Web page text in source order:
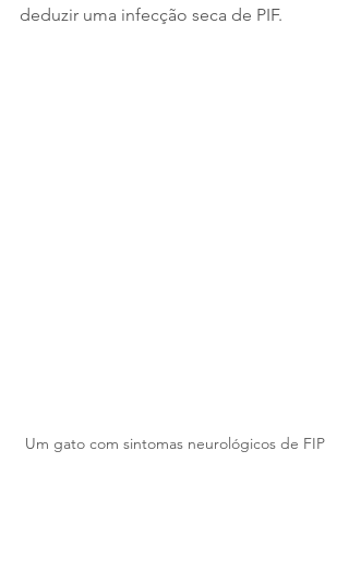
deduzir uma infecção seca de PIF.
Um gato com sintomas neurológicos de FIP